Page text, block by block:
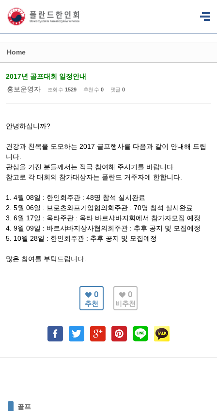
Home
2017년 골프대회 일정안내
홍보운영자
조회 수 1529 추천 수 0 댓글 0
안녕하십니까?
건강과 친목을 도모하는 2017 골프행사를 다음과 같이 안내해 드립
니다.
관심을 가진 분들께서는 적극 참여해 주시기를 바랍니다.
참고로 각 대회의 참가대상자는 폴란드 거주자에 한합니다.
1. 4월 08일 : 한인회주관 : 48명 참석 실시완료
2. 5월 06일 : 브로츠와프기업협의회주관 : 70명 참석 실시완료
3. 6월 17일 : 옥타주관 : 옥타 바르샤바지회에서 참가자모집 예정
4. 9월 09일 : 바르샤바지상사협의회주관 : 추후 공지 및 모집예정
5. 10월 28일 : 한인회주관 : 추후 공지 및 모집예정
많은 참여를 부탁드립니다.
0
추천
0
비추천
골프